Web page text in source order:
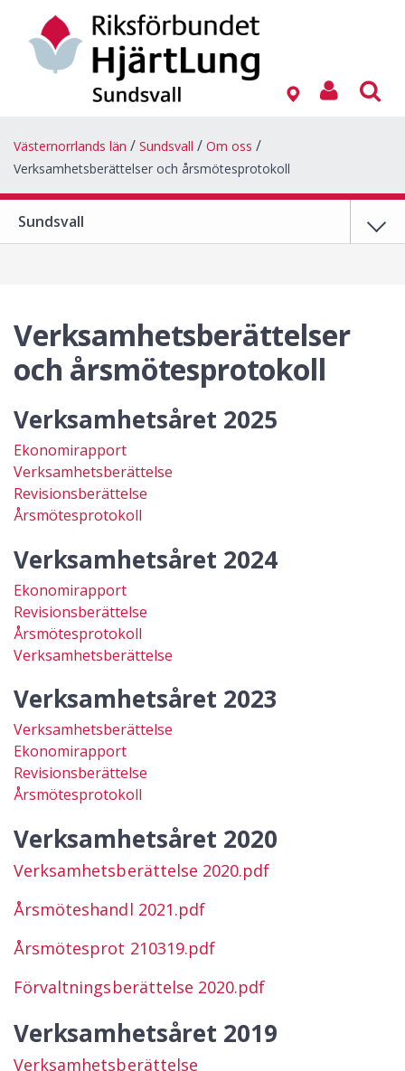
Västernorrlands län Sundsvall
Om oss
Verksamhetsberättelser och årsmötesprotokoll
Sundsvall
Verksamhetsberättelser
och årsmötesprotokoll
Verksamhetsåret 2025
Ekonomirapport
Verksamhetsberättelse
Revisionsberättelse
Årsmötesprotokoll
Verksamhetsåret 2024
Ekonomirapport
Revisionsberättelse
Årsmötesprotokoll
Verksamhetsberättelse
Verksamhetsåret 2023
Verksamhetsberättelse
Ekonomirapport
Revisionsberättelse
Årsmötesprotokoll
Verksamhetsåret 2020
Verksamhetsberättelse 2020.pdf
Årsmöteshandl 2021.pdf
Årsmötesprot 210319.pdf
Förvaltningsberättelse 2020.pdf
Verksamhetsåret 2019
Verksamhetsberättelse